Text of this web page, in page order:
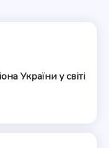
України у світі